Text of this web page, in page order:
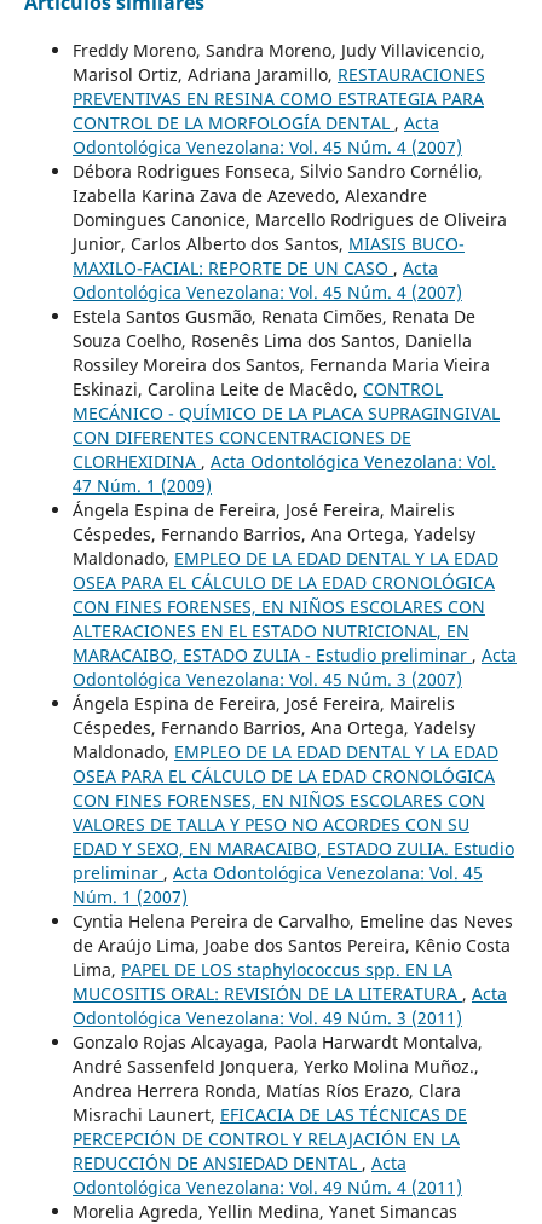
Freddy Moreno, Sandra Moreno, Judy Villavicencio,
Marisol Ortiz, Adriana Jaramillo, RESTAURACIONES
PREVENTIVAS EN RESINA COMO ESTRATEGIA PARA
CONTROL DE LA MORFOLOGÍA DENTAL , Acta
Odontológica Venezolana: Vol. 45 Núm. 4 (2007)
Débora Rodrigues Fonseca, Silvio Sandro Cornélio,
Izabella Karina Zava de Azevedo, Alexandre
Domingues Canonice, Marcello Rodrigues de Oliveira
Junior, Carlos Alberto dos Santos, MIASIS BUCO-
MAXILO-FACIAL: REPORTE DE UN CASO , Acta
Odontológica Venezolana: Vol. 45 Núm. 4 (2007)
Estela Santos Gusmão, Renata Cimões, Renata De
Souza Coelho, Rosenês Lima dos Santos, Daniella
Rossiley Moreira dos Santos, Fernanda Maria Vieira
Eskinazi, Carolina Leite de Macêdo, CONTROL
MECÁNICO - QUÍMICO DE LA PLACA SUPRAGINGIVAL
CON DIFERENTES CONCENTRACIONES DE
CLORHEXIDINA , Acta Odontológica Venezolana: Vol.
47 Núm. 1 (2009)
Ángela Espina de Fereira, José Fereira, Mairelis
Céspedes, Fernando Barrios, Ana Ortega, Yadelsy
Maldonado, EMPLEO DE LA EDAD DENTAL Y LA EDAD
OSEA PARA EL CÁLCULO DE LA EDAD CRONOLÓGICA
CON FINES FORENSES, EN NIÑOS ESCOLARES CON
ALTERACIONES EN EL ESTADO NUTRICIONAL, EN
MARACAIBO, ESTADO ZULIA - Estudio preliminar , Acta
Odontológica Venezolana: Vol. 45 Núm. 3 (2007)
Ángela Espina de Fereira, José Fereira, Mairelis
Céspedes, Fernando Barrios, Ana Ortega, Yadelsy
Maldonado, EMPLEO DE LA EDAD DENTAL Y LA EDAD
OSEA PARA EL CÁLCULO DE LA EDAD CRONOLÓGICA
CON FINES FORENSES, EN NIÑOS ESCOLARES CON
VALORES DE TALLA Y PESO NO ACORDES CON SU
EDAD Y SEXO, EN MARACAIBO, ESTADO ZULIA. Estudio
preliminar , Acta Odontológica Venezolana: Vol. 45
Núm. 1 (2007)
Cyntia Helena Pereira de Carvalho, Emeline das Neves
de Araújo Lima, Joabe dos Santos Pereira, Kênio Costa
Lima, PAPEL DE LOS staphylococcus spp. EN LA
MUCOSITIS ORAL: REVISIÓN DE LA LITERATURA , Acta
Odontológica Venezolana: Vol. 49 Núm. 3 (2011)
Gonzalo Rojas Alcayaga, Paola Harwardt Montalva,
André Sassenfeld Jonquera, Yerko Molina Muñoz.,
Andrea Herrera Ronda, Matías Ríos Erazo, Clara
Misrachi Launert, EFICACIA DE LAS TÉCNICAS DE
PERCEPCIÓN DE CONTROL Y RELAJACIÓN EN LA
REDUCCIÓN DE ANSIEDAD DENTAL , Acta
Odontológica Venezolana: Vol. 49 Núm. 4 (2011)
Morelia Agreda, Yellin Medina, Yanet Simancas